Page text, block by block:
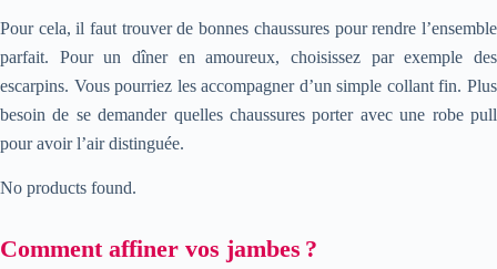
Pour cela, il faut trouver de bonnes chaussures pour rendre l’ensemble
parfait. Pour un dîner en amoureux, choisissez par exemple des
escarpins. Vous pourriez les accompagner d’un simple collant fin. Plus
besoin de se demander quelles chaussures porter avec une robe pull
pour avoir l’air distinguée.
No products found.
Comment affiner vos jambes ?